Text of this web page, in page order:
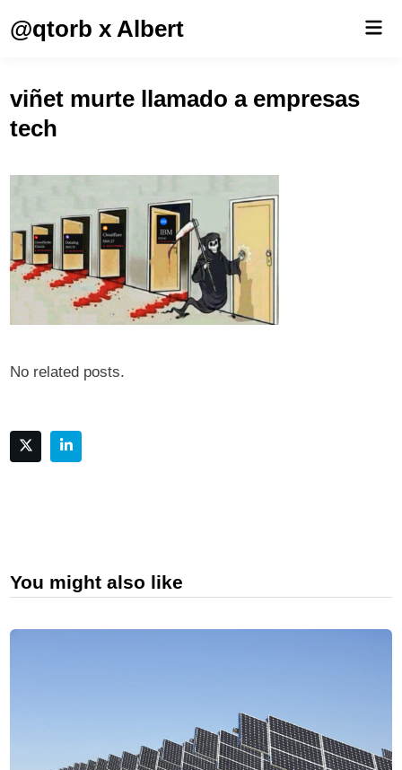
@qtorb x Albert
viñet murte llamado a empresas
tech
No related posts.
You might also like